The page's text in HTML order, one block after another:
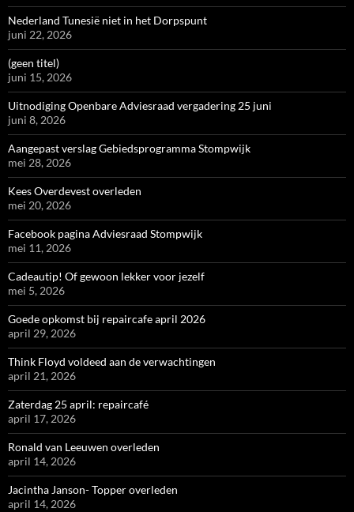
Nederland Tunesië niet in het Dorpspunt
juni 22, 2026
(geen titel)
juni 15, 2026
Uitnodiging Openbare Adviesraad vergadering 25 juni
juni 8, 2026
Aangepast verslag Gebiedsprogramma Stompwijk
mei 28, 2026
Kees Overdevest overleden
mei 20, 2026
Facebook pagina Adviesraad Stompwijk
mei 11, 2026
Cadeautip! Of gewoon lekker voor jezelf
mei 5, 2026
Goede opkomst bij repaircafe april 2026
april 29, 2026
Think Floyd voldeed aan de verwachtingen
april 21, 2026
Zaterdag 25 april: repaircafé
april 17, 2026
Ronald van Leeuwen overleden
april 14, 2026
Jacintha Janson- Topper overleden
april 14, 2026